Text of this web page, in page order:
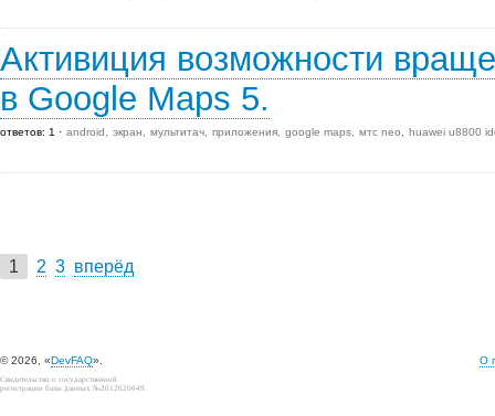
Активиция возможности
в Google Maps 5.
ответов: 1 android экран мультитач приложения google maps мтс neo huawei u8800
1 2 3 вперёд
© 2026, «DevFAQ». О
Свидетельство о государственной
регистрации базы данных №2012620649.